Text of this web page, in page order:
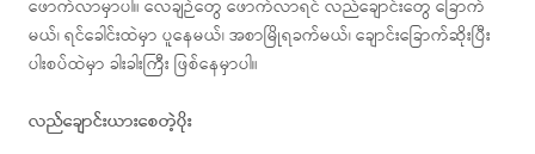
ဖောက်လာမှာပါ။ လေချဉ်တွေ ဖောက်လာရင် လည်ချောင်းတွေ ခြောက်
မယ်၊ ရင်ခေါင်းထဲမှာ ပူနေမယ်၊ အစာမြိုရခက်မယ်၊ ချောင်းခြောက်ဆိုးပြီး
ပါးစပ်ထဲမှာ ခါးခါးကြီး ဖြစ်နေမှာပါ။
လည်ချောင်းယားစေတဲ့ပိုး